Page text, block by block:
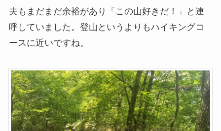
夫もまだまだ余裕があり「この山好きだ！」と連
呼していました。登山というよりもハイキングコ
ースに近いですね。